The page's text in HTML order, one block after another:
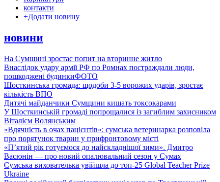
контакти
+Додати новину
новини
На Сумщині зростає попит на вторинне житло
Внаслідок удару армії РФ по Ромнах постраждали люди,
пошкоджені будинкиФОТО
Шосткинська громада: щодоби 3-5 ворожих ударів, зростає
кількість ВПО
Дитячі майданчики Сумщини кишать токсокарами
У Шосткинській громаді попрощалися із загиблим захисником
Віталієм Волянським
«Вдячність в очах пацієнтів»: сумська ветеринарка розповіла
про порятунок тварин у прифронтовому місті
«П’ятий рік готуємося до найскладнішої зими». Дмитро
Васюнін — про новий опалювальний сезон у Сумах
Сумська вихователька увійшла до топ-25 Global Teacher Prize
Ukraine